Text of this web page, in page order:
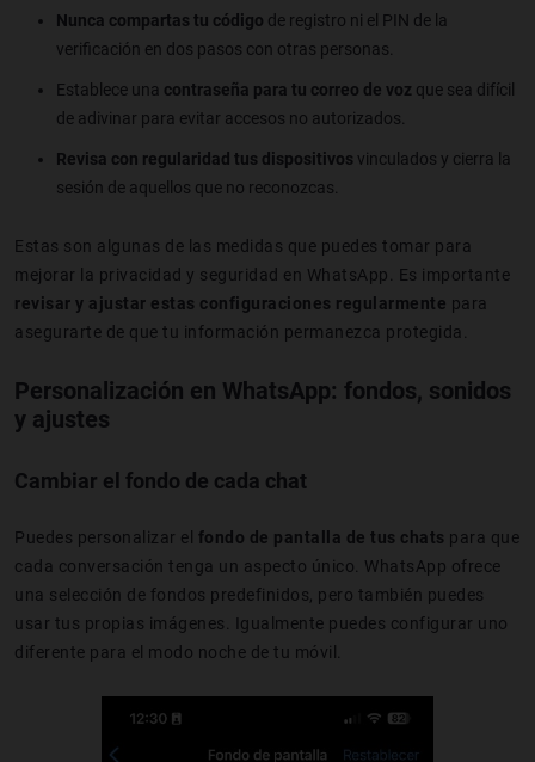
Nunca compartas tu código de registro ni el PIN de la
verificación en dos pasos con otras personas.
Establece una contraseña para tu correo de voz que sea difícil
de adivinar para evitar accesos no autorizados.
Revisa con regularidad tus dispositivos vinculados y cierra la
sesión de aquellos que no reconozcas.
Estas son algunas de las medidas que puedes tomar para
mejorar la privacidad y seguridad en WhatsApp. Es importante
revisar y ajustar estas configuraciones regularmente para
asegurarte de que tu información permanezca protegida.
Personalización en WhatsApp: fondos, sonidos
y ajustes
Cambiar el fondo de cada chat
Puedes personalizar el fondo de pantalla de tus chats para que
cada conversación tenga un aspecto único. WhatsApp ofrece
una selección de fondos predefinidos, pero también puedes
usar tus propias imágenes. Igualmente puedes configurar uno
diferente para el modo noche de tu móvil.